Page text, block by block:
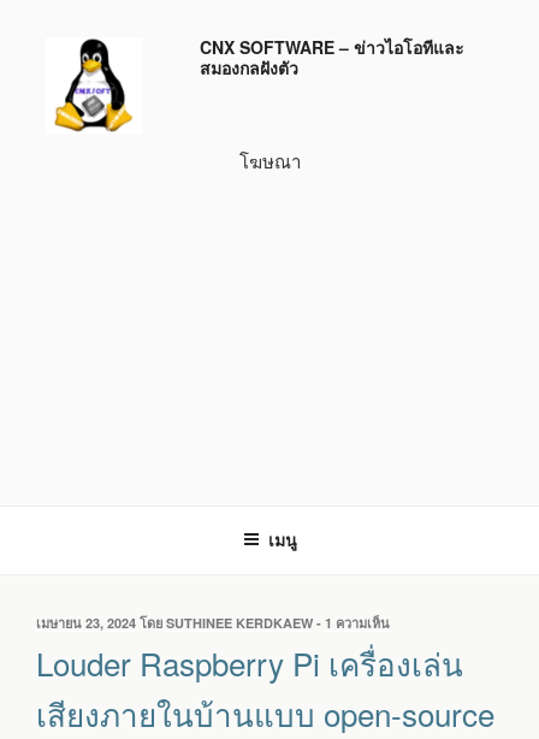
บทความ
CNX SOFTWARE – ข่าวไอโอทีและ
สมองกลฝังตัว
โฆษณา
เมนู
เขียน
เมษายน 23, 2024 โดย SUTHINEE KERDKAEW - 1 ความเห็น
RASPBERRY
เครื่อง
Louder Raspberry Pi เครื่องเล่น
เสียงภายในบ้านแบบ open-source